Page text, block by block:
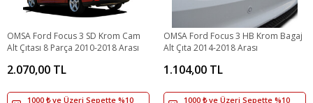
OMSA Ford Focus 3 SD Krom Cam
Alt Çıtası 8 Parça 2010-2018 Arası
2.070,00 TL
1000 ₺ ve Üzeri Sepette %10
OMSA Ford Focus 3 HB Krom Bagaj
Alt Çıta 2014-2018 Arası
1.104,00 TL
1000 ₺ ve Üzeri Sepette %10